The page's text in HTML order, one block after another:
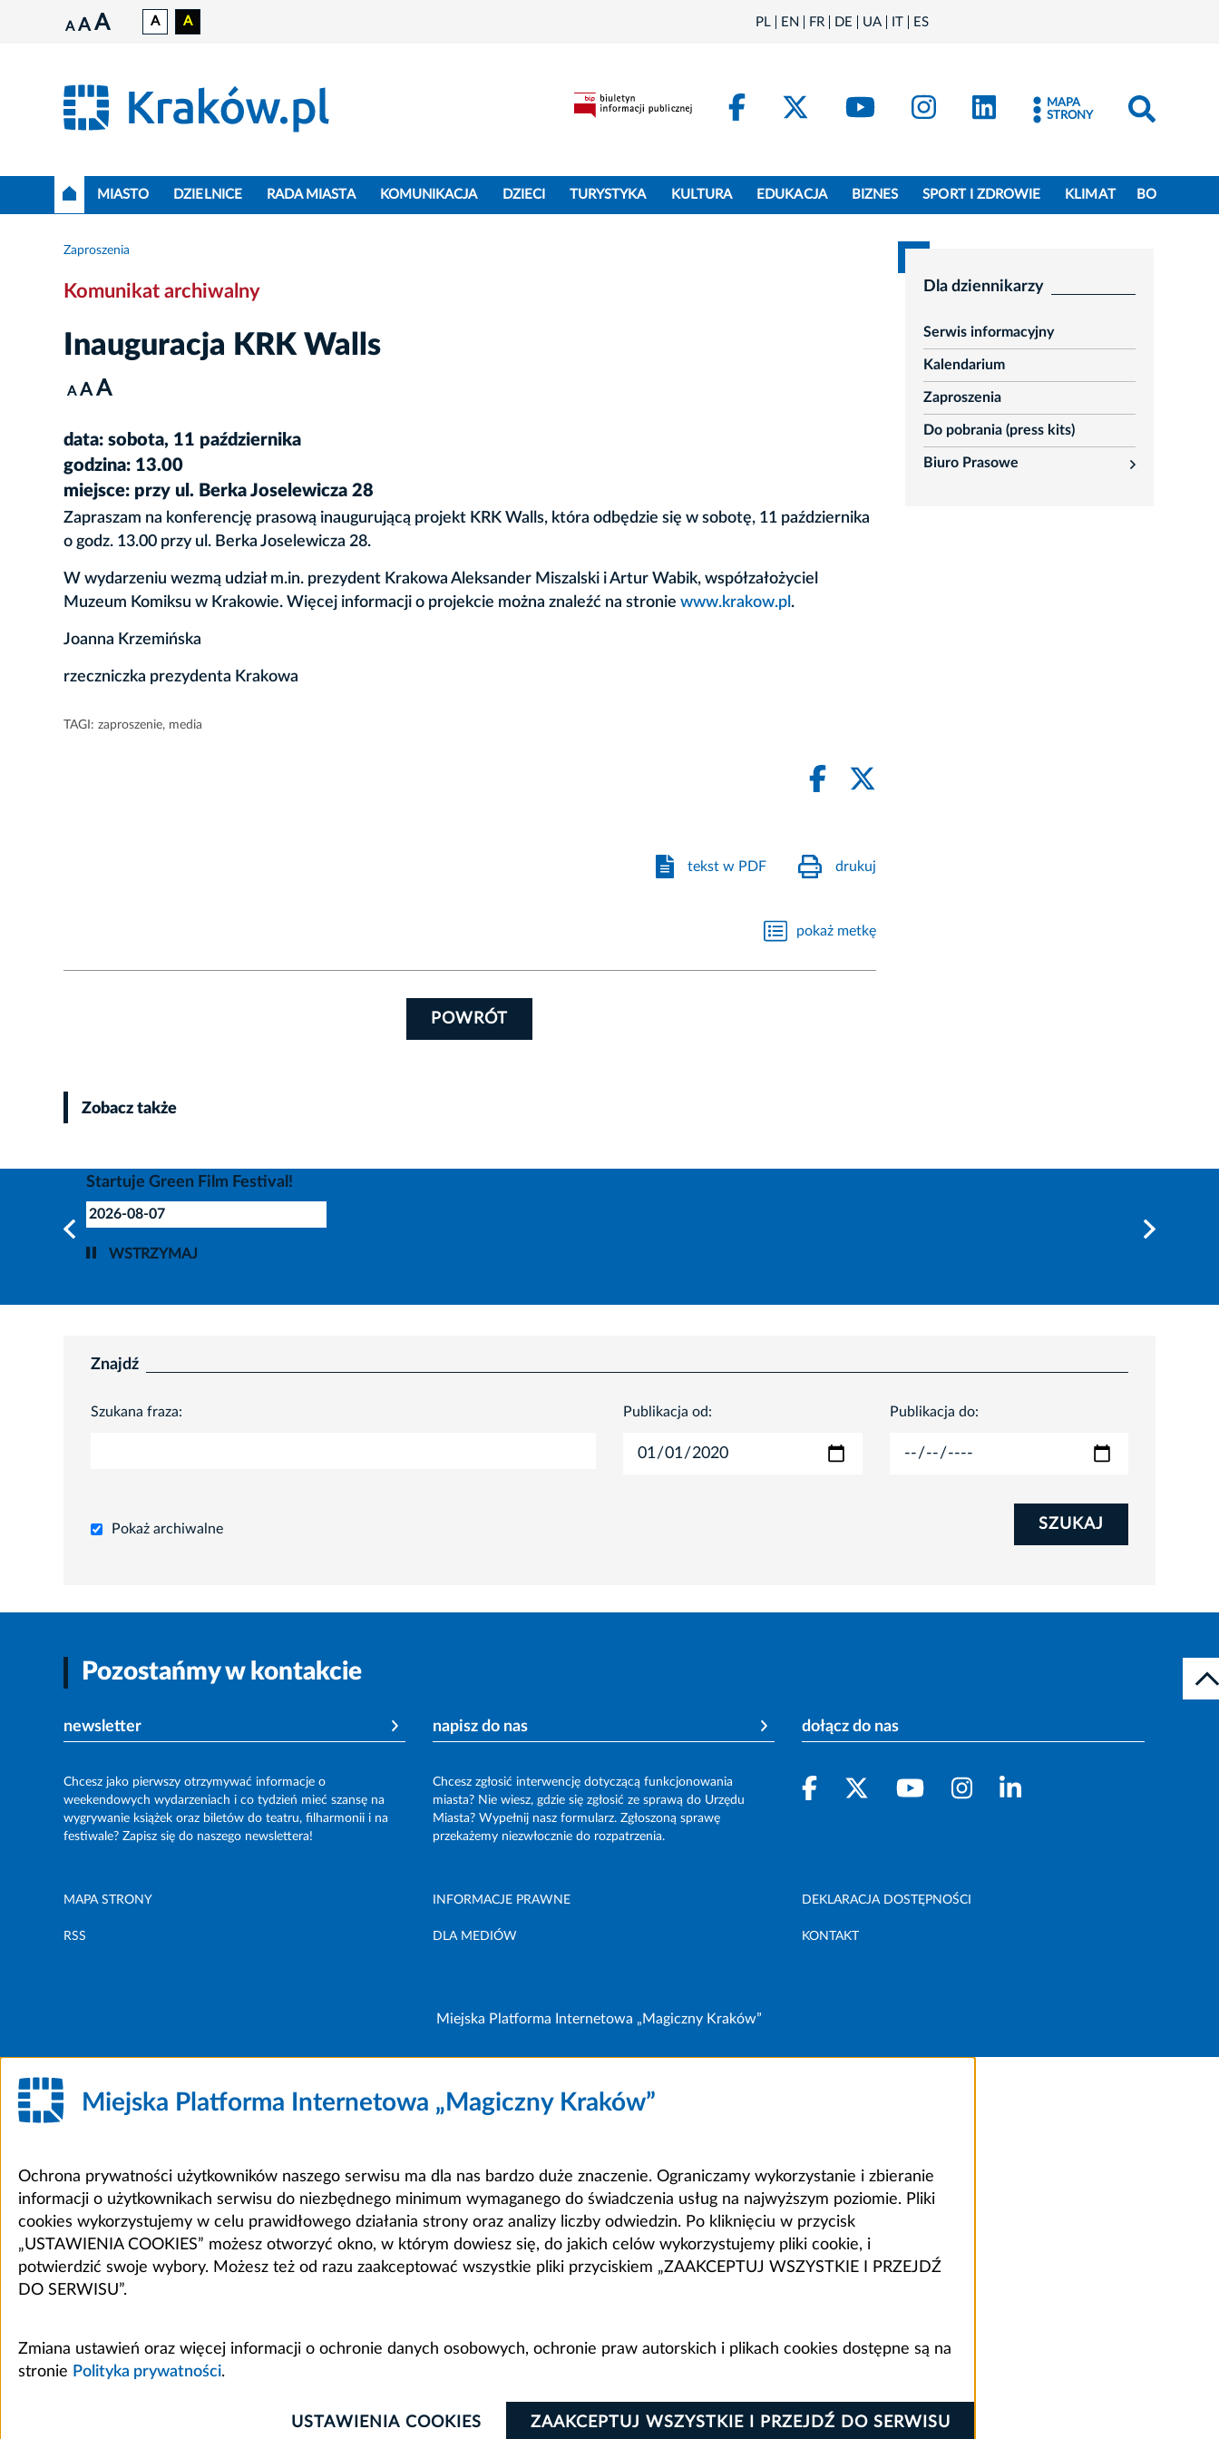
A A A A A PL EN FR DE UA IT ES
FacebookKraków - X
Kraków - YouTube
Kraków - Instagram
Kraków - LinkedIn
MAPA
STRONY
MIASTO DZIELNICE RADA MIASTA KOMUNIKACJA DZIECI TURYSTYKA KULTURA EDUKACJA BIZNES SPORT I ZDROWIE KLIMAT BO
Zaproszenia
Komunikat archiwalny
Inauguracja KRK Walls
A A A
data: sobota, 11 października
godzina: 13.00
miejsce: przy ul. Berka Joselewicza 28
Zapraszam na konferencję prasową inaugurującą projekt KRK Walls, która odbędzie się w sobotę, 11 października
o godz. 13.00 przy ul. Berka Joselewicza 28.
W wydarzeniu wezmą udział m.in. prezydent Krakowa Aleksander Miszalski i Artur Wabik, współzałożyciel
Muzeum Komiksu w Krakowie. Więcej informacji o projekcie można znaleźć na stronie www.krakow.pl .
Joanna Krzemińska
rzeczniczka prezydenta Krakowa
TAGI: zaproszenie, media
tekst w PDF drukuj
pokaż metkę
POWRÓT
Dla dziennikarzy
Serwis informacyjny
Kalendarium
Zaproszenia
Do pobrania (press kits)
Biuro Prasowe
rozwiń
Zobacz także
Startuje Green Film Festival!
2026-08-07
WSTRZYMAJ
Znajdź
Szukana fraza: Publikacja od: Publikacja do:
Pokaż archiwalne SZUKAJ
Pozostańmy w kontakcie
newsletter
Chcesz jako pierwszy otrzymywać informacje o
weekendowych wydarzeniach i co tydzień mieć szansę na
wygrywanie książek oraz biletów do teatru, filharmonii i na
festiwale? Zapisz się do naszego newslettera!
napisz do nas
Chcesz zgłosić interwencję dotyczącą funkcjonowania
miasta? Nie wiesz, gdzie się zgłosić ze sprawą do Urzędu
Miasta? Wypełnij nasz formularz. Zgłoszoną sprawę
przekażemy niezwłocznie do rozpatrzenia.
dołącz do nas
MAPA STRONY INFORMACJE PRAWNE DEKLARACJA DOSTĘPNOŚCI
RSS DLA MEDIÓW KONTAKT
Miejska Platforma Internetowa „Magiczny Kraków”
Miejska Platforma Internetowa „Magiczny Kraków”
Ochrona prywatności użytkowników naszego serwisu ma dla nas bardzo duże znaczenie. Ograniczamy wykorzystanie i zbieranie
informacji o użytkownikach serwisu do niezbędnego minimum wymaganego do świadczenia usług na najwyższym poziomie. Pliki
cookies wykorzystujemy w celu prawidłowego działania strony oraz analizy liczby odwiedzin. Po kliknięciu w przycisk
„USTAWIENIA COOKIES” możesz otworzyć okno, w którym dowiesz się, do jakich celów wykorzystujemy pliki cookie, i
potwierdzić swoje wybory. Możesz też od razu zaakceptować wszystkie pliki przyciskiem „ZAAKCEPTUJ WSZYSTKIE I PRZEJDŹ
DO SERWISU”.
Zmiana ustawień oraz więcej informacji o ochronie danych osobowych, ochronie praw autorskich i plikach cookies dostępne są na
stronie Polityka prywatności.
ZAAKCEPTUJ WSZYSTKIE I PRZEJDŹ DO SERWISU
USTAWIENIA COOKIES